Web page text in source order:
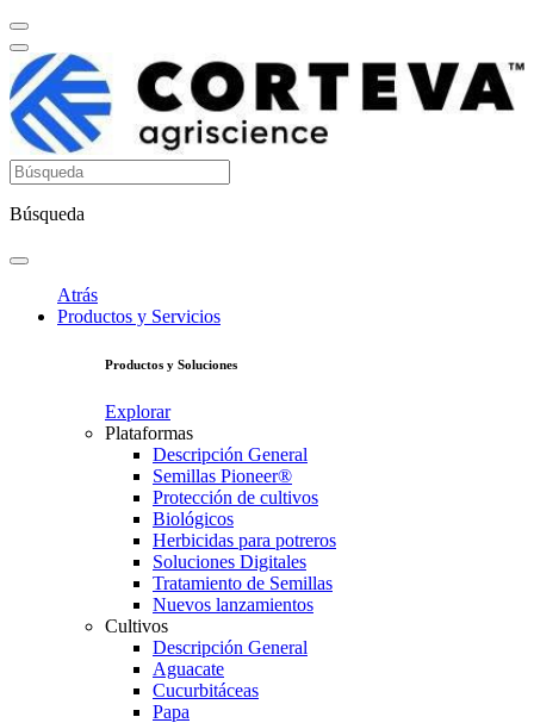
Búsqueda
Atrás
Productos y Servicios
Productos y Soluciones
Explorar
Plataformas
Descripción General
Semillas Pioneer®
Protección de cultivos
Biológicos
Herbicidas para potreros
Soluciones Digitales
Tratamiento de Semillas
Nuevos lanzamientos
Cultivos
Descripción General
Aguacate
Cucurbitáceas
Papa